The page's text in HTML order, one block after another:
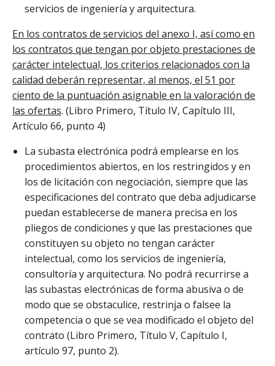
servicios de ingeniería y arquitectura.
En los contratos de servicios del anexo I, así como en
los contratos que tengan por objeto prestaciones de
carácter intelectual, los criterios relacionados con la
calidad deberán representar, al menos, el 51 por
ciento de la puntuación asignable en la valoración de
las ofertas. (Libro Primero, Título IV, Capítulo III,
Artículo 66, punto 4)
La subasta electrónica podrá emplearse en los
procedimientos abiertos, en los restringidos y en
los de licitación con negociación, siempre que las
especificaciones del contrato que deba adjudicarse
puedan establecerse de manera precisa en los
pliegos de condiciones y que las prestaciones que
constituyen su objeto no tengan carácter
intelectual, como los servicios de ingeniería,
consultoría y arquitectura. No podrá recurrirse a
las subastas electrónicas de forma abusiva o de
modo que se obstaculice, restrinja o falsee la
competencia o que se vea modificado el objeto del
contrato (Libro Primero, Título V, Capítulo I,
artículo 97, punto 2).